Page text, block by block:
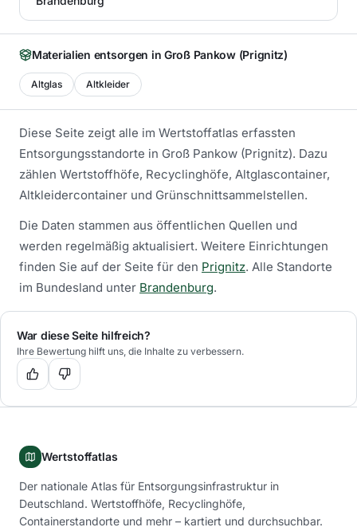
Materialien entsorgen inGroß Pankow (Prignitz)
Altglas Altkleider
Diese Seite zeigt alle im Wertstoffatlas erfassten
Entsorgungsstandorte in Groß Pankow (Prignitz). Dazu
zählen Wertstoffhöfe, Recyclinghöfe, Altglascontainer,
Altkleidercontainer und Grünschnittsammelstellen.
Die Daten stammen aus öffentlichen Quellen und
werden regelmäßig aktualisiert. Weitere Einrichtungen
finden Sie auf der Seite für den Prignitz. Alle Standorte
im Bundesland unter Brandenburg.
War diese Seite hilfreich?
Ihre Bewertung hilft uns, die Inhalte zu verbessern.
Wertstoffatlas
Der nationale Atlas für Entsorgungsinfrastruktur in
Deutschland. Wertstoffhöfe, Recyclinghöfe,
Containerstandorte und mehr – kartiert und durchsuchbar.